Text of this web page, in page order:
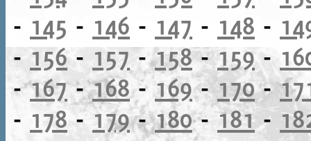
- 145 - 146 - 147 - 148 -
-156-157-158-159-
-167-168-169-170-
- 178 - 179-180-181-